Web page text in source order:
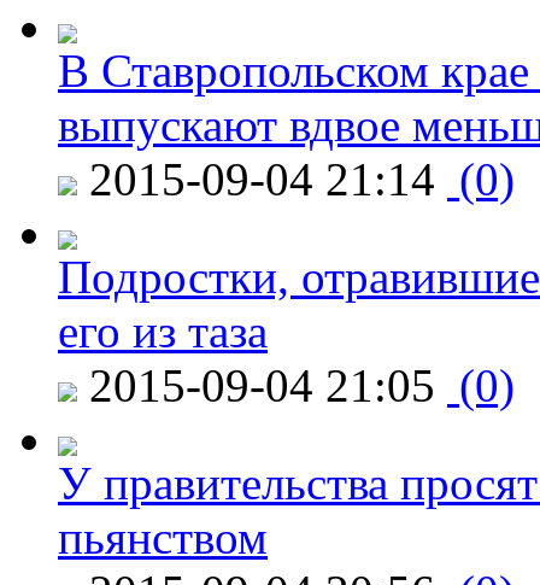
В Ставропольском
выпускают вдвое
2015-09-04 21:14 (0)
Подростки,
его из таза
2015-09-04 21:05 (0)
У правительства
пьянством